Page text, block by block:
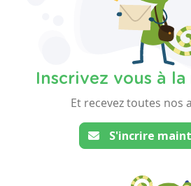
Inscrivez vous à
Et recevez toutes nos
S'incrire